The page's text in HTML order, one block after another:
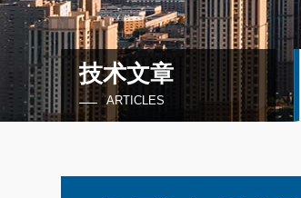
技术文章
ARTICLES